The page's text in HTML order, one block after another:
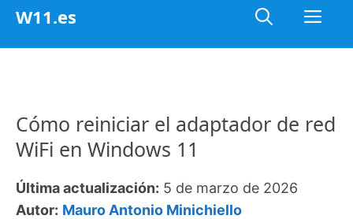
Saltar
W11.es
Cómo reiniciar el adaptador de red
WiFi en Windows 11
Última actualización: 5 de marzo de 2026
Autor: Mauro Antonio Minichiello